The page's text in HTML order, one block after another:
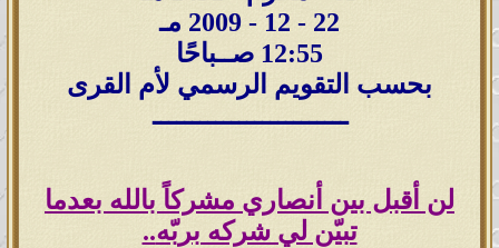
22 - 12 - 2009 مـ
12:55 صــباحًا
بحسب التقويم الرسمي لأم القرى
ـــــــــــــــــــــــــ
لن أقبل بين أنصاري مشركاً بالله بعدما
تبيّن لي شركه بربّه..